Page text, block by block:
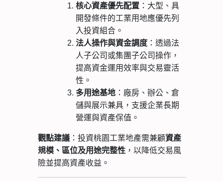
核心資產優先配置：大型、具
開發條件的工業用地應優先列
入投資組合。
法人操作與資金調度：透過法
人子公司或集團子公司操作，
提高資金運用效率與交易靈活
性。
多用途基地：廠房、辦公、倉
儲與展示兼具，支援企業長期
營運與資產保值。
觀點建議 ：投資桃園工業地產需兼顧資產
規模、區位及用途完整性 ，以降低交易風
險並提高資產收益。